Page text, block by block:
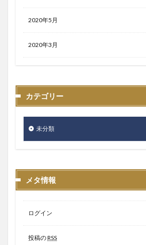
2020年5月
2020年3月
カテゴリー
未分類
メタ情報
ログイン
投稿のRSS